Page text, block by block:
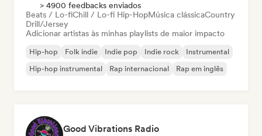
> 4900 feedbacks enviados
Beats / Lo-fiChill / Lo-fi Hip-HopMúsica clássicaCountry
Drill/Jersey
Adicionar artistas às minhas playlists de maior impacto
Hip-hop Folk indie Indie pop Indie rock
Instrumental
Hip-hop instrumental
Rap internacional Rap em inglês
Good Vibrations Radio